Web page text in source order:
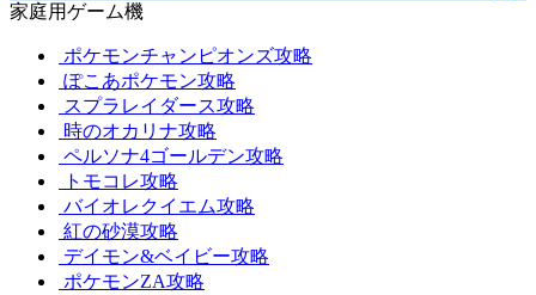
家庭用ゲーム機
ポケモンチャンピオンズ攻略
ぽこあポケモン攻略
スプラレイダース攻略
時のオカリナ攻略
ペルソナ4ゴールデン攻略
トモコレ攻略
バイオレクイエム攻略
紅の砂漠攻略
デイモン&ベイビー攻略
ポケモンZA攻略